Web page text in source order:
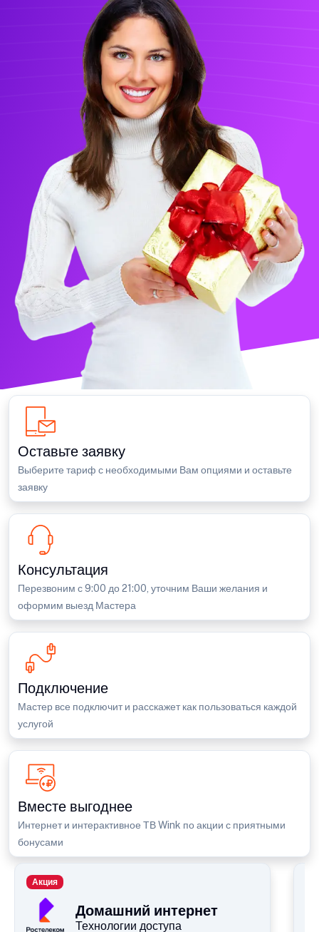
Оставьте заявку
Выберите тариф с необходимыми Вам опциями и оставьте
заявку
Консультация
Перезвоним с 9:00 до 21:00, уточним Ваши желания и
оформим выезд Мастера
Подключение
Мастер все подключит и расскажет как пользоваться каждой
услугой
Вместе выгоднее
Интернет и интерактивное ТВ Wink по акции с приятными
бонусами
Домашний интернет
Технологии доступа
Акция